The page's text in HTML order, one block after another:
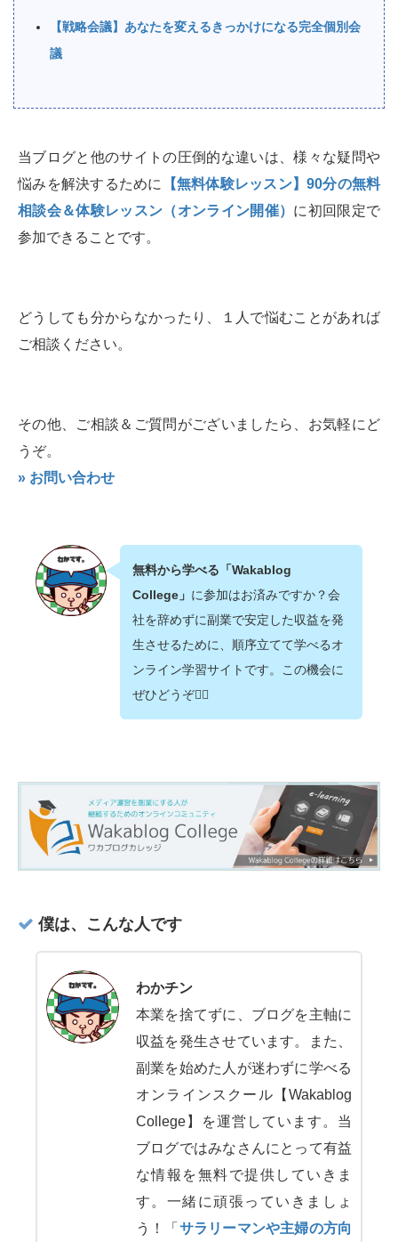
【戦略会議】あなたを変えるきっかけになる完全個別会
議
当ブログと他のサイトの圧倒的な違いは、様々な疑問や
悩みを解決するために 【無料体験レッスン】90分の無料
相談会＆体験レッスン（オンライン開催） に初回限定で
参加できることです。
どうしても分からなかったり、１人で悩むことがあれば
ご相談ください。
その他、ご相談＆ご質問がございましたら、お気軽にど
うぞ。
» お問い合わせ
無料から学べる「Wakablog
College」 に参加はお済みですか？会
社を辞めずに副業で安定した収益を発
生させるために、順序立てて学べるオ
ンライン学習サイトです。この機会に
ぜひどうぞ💁‍♂️
僕は、こんな人です
わかチン
本業を捨てずに、ブログを主軸に
収益を発生させています。また、
副業を始めた人が迷わずに学べる
オンラインスクール【Wakablog
College】を運営しています。当
ブログではみなさんにとって有益
な情報を無料で提供していきま
す。一緒に頑張っていきましょ
う！「 サラリーマンや主婦の方向